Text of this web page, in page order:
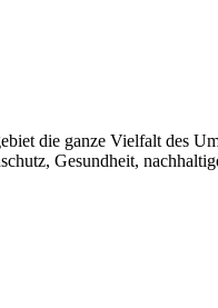
die ganze Vielfalt des
Gesundheit,